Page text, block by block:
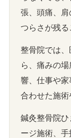
張、頭痛、
つらさが残る
整骨院では
ら、痛みの
響、仕事や
合わせた施術
鍼灸整骨院
ージ施術、